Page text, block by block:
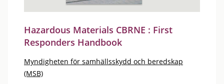
Hazardous Materials CBRNE : First
Responders Handbook
Myndigheten för samhällsskydd och beredskap
(MSB)